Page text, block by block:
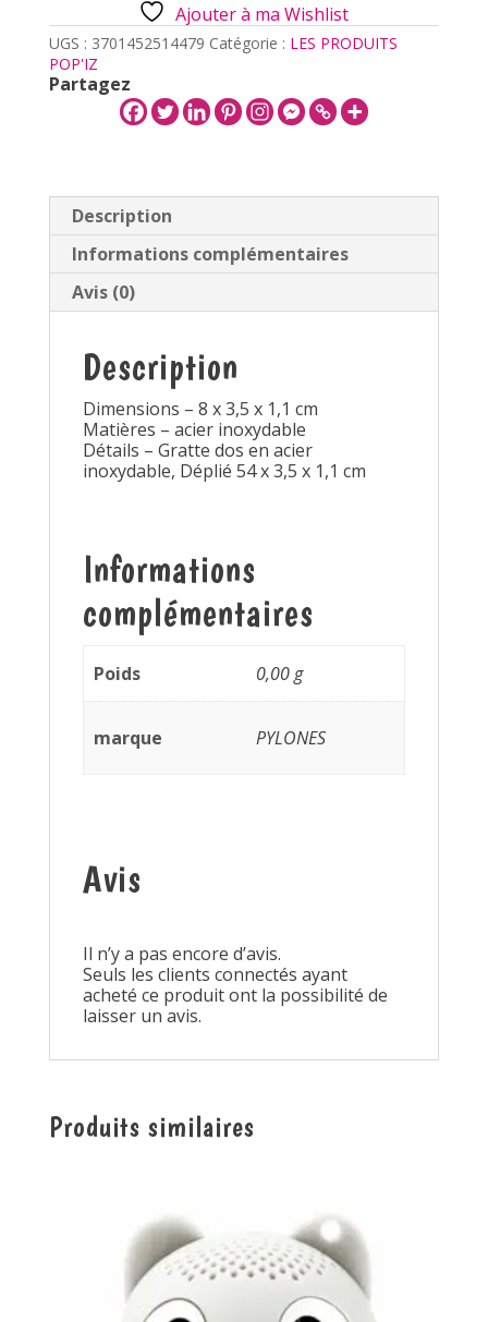
TELESCOPIQUE
-
BULLDOG
Ajouter à ma Wishlist
UGS : 3701452514479 Catégorie : LES PRODUITS
POP'IZ
Partagez
Description
Informations complémentaires
Avis (0)
Description
Dimensions – 8 x 3,5 x 1,1 cm
Matières – acier inoxydable
Détails – Gratte dos en acier
inoxydable, Déplié 54 x 3,5 x 1,1 cm
Informations
complémentaires
Poids 0,00 g
marque PYLONES
Avis
Il n’y a pas encore d’avis.
Seuls les clients connectés ayant
acheté ce produit ont la possibilité de
laisser un avis.
Produits similaires